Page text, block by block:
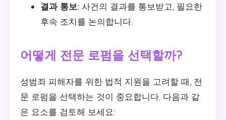
결과 통보: 사건의 결과를 통보받고, 필요한
후속 조치를 논의합니다.
어떻게 전문 로펌을 선택할까?
성범죄 피해자를 위한 법적 지원을 고려할 때, 전
문 로펌을 선택하는 것이 중요합니다. 다음과 같
은 요소를 검토해 보세요: